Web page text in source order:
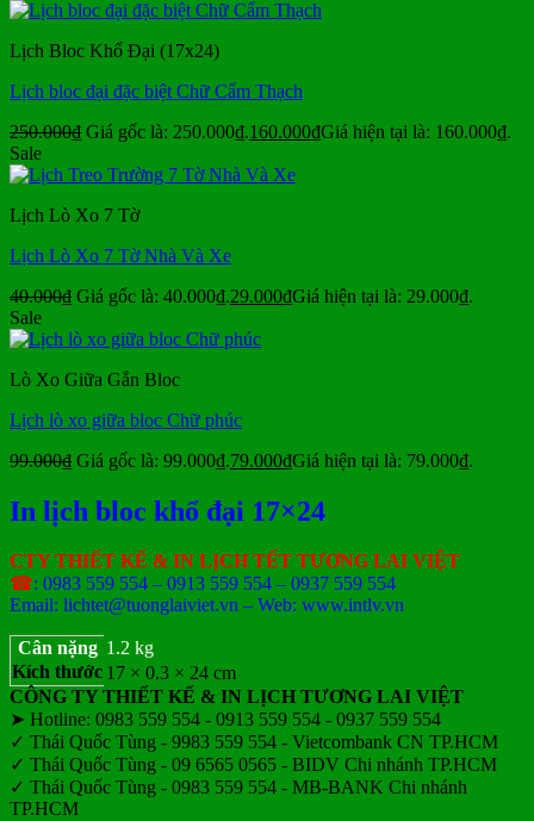
Lịch Bloc Khổ Đại (17x24)
Lịch bloc đại đặc biệt Chữ Cẩm Thạch
250.000₫ Giá gốc là: 250.000₫.160.000₫Giá hiện tại là: 160.000₫.
Sale
Lịch Lò Xo 7 Tờ
Lịch Lò Xo 7 Tờ Nhà Và Xe
40.000₫ Giá gốc là: 40.000₫.29.000₫Giá hiện tại là: 29.000₫.
Sale
Lò Xo Giữa Gắn Bloc
Lịch lò xo giữa bloc Chữ phúc
99.000₫ Giá gốc là: 99.000₫.79.000₫Giá hiện tại là: 79.000₫.
In lịch bloc khổ đại 17×24
CTY THIẾT KẾ & IN LỊCH TẾT TƯƠNG LAI VIỆT
☎: 0983 559 554 – 0913 559 554 – 0937 559 554
Email: lichtet@tuonglaiviet.vn – Web: www.intlv.vn
Cân nặng 1.2 kg
Kích thước 17 × 0.3 × 24 cm
CÔNG TY THIẾT KẾ & IN LỊCH TƯƠNG LAI VIỆT
➤ Hotline: 0983 559 554 - 0913 559 554 - 0937 559 554
✓ Thái Quốc Tùng - 9983 559 554 - Vietcombank CN TP.HCM
✓ Thái Quốc Tùng - 09 6565 0565 - BIDV Chi nhánh TP.HCM
✓ Thái Quốc Tùng - 0983 559 554 - MB-BANK Chi nhánh
TP.HCM